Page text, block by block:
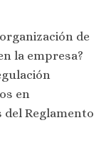
de
la empresa?
en
Reglamento